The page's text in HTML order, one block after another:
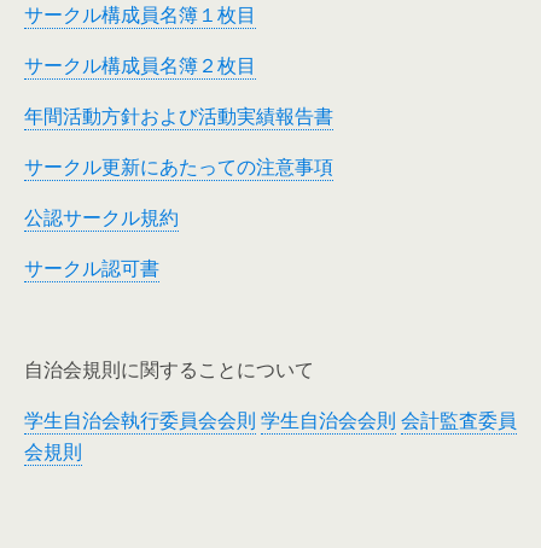
サークル構成員名簿１枚目
サークル構成員名簿２枚目
年間活動方針および活動実績報告書
サークル更新にあたっての注意事項
公認サークル規約
サークル認可書
自治会規則に関することについて
学生自治会執行委員会会則 学生自治会会則 会計監査委員
会規則